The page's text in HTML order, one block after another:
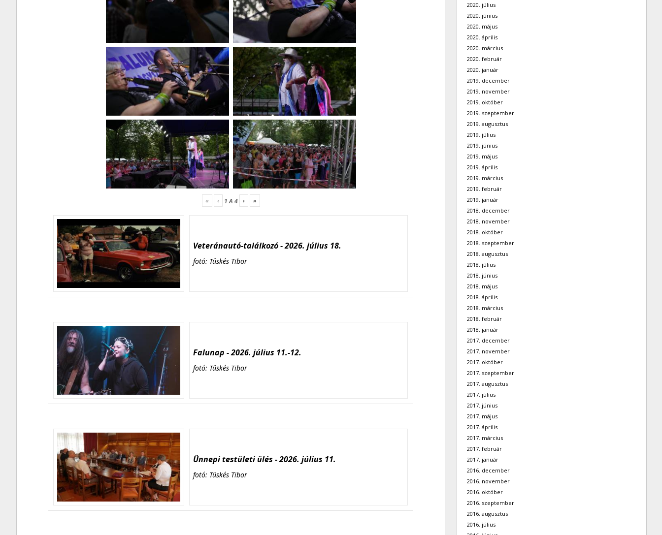
« ‹ 1A 4 › »
Veteránautó-találkozó - 2026. július 18.
fotó: Tüskés Tibor
Falunap - 2026. július 11.-12.
fotó: Tüskés Tibor
Ünnepi testületi ülés - 2026. július 11.
fotó: Tüskés Tibor
2020. július
2020. június
2020. május
2020. április
2020. március
2020. február
2020. január
2019. december
2019. november
2019. október
2019. szeptember
2019. augusztus
2019. július
2019. június
2019. május
2019. április
2019. március
2019. február
2019. január
2018. december
2018. november
2018. október
2018. szeptember
2018. augusztus
2018. július
2018. június
2018. május
2018. április
2018. március
2018. február
2018. január
2017. december
2017. november
2017. október
2017. szeptember
2017. augusztus
2017. július
2017. június
2017. május
2017. április
2017. március
2017. február
2017. január
2016. december
2016. november
2016. október
2016. szeptember
2016. augusztus
2016. július